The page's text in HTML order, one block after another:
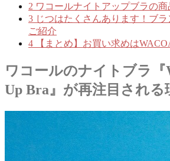
2 ワコールナイトアップブラの商
3 じつはたくさんあります！ブ
ご紹介
4 【まとめ】お買い求めは
ワコールのナイトブラ『
Up Bra』が再注目される